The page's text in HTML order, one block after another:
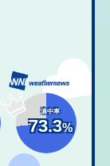
適中率
73.3%